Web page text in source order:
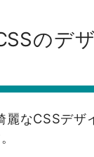
のデ
麗なCSSデザ